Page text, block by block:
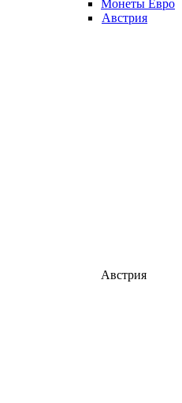
Монеты Евро
Австрия
Австрия